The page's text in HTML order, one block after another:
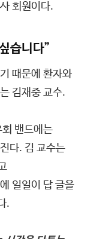
회원이다.
습니다”
때문에 환자와
김재중 교수.
밴드에는
다. 김 교수는
일일이 답 글을
.